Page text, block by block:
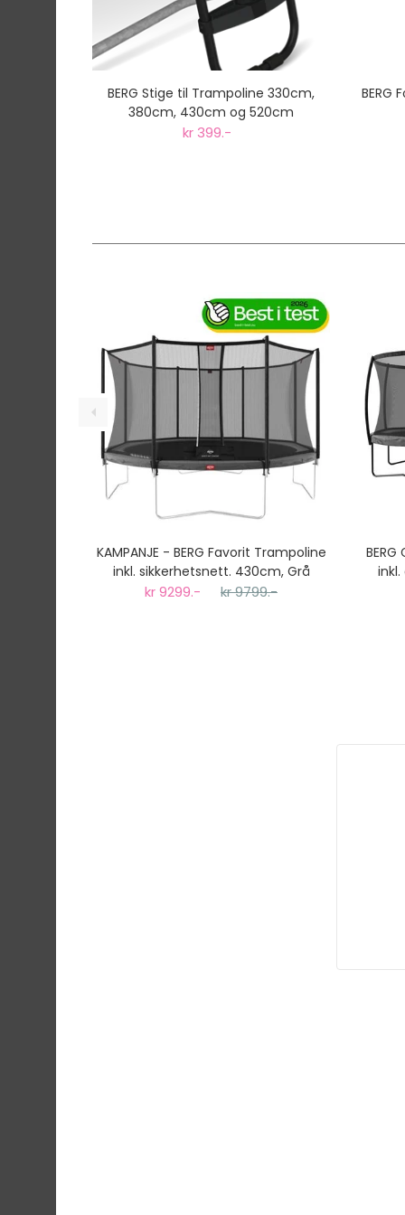
BERG Stige til Trampoline 330cm,
380cm, 430cm og 520cm
kr 399.-
BERG
KAMPANJE - BERG Favorit Trampoline
inkl. sikkerhetsnett. 430cm, Grå
kr 9299.- kr 9799.-